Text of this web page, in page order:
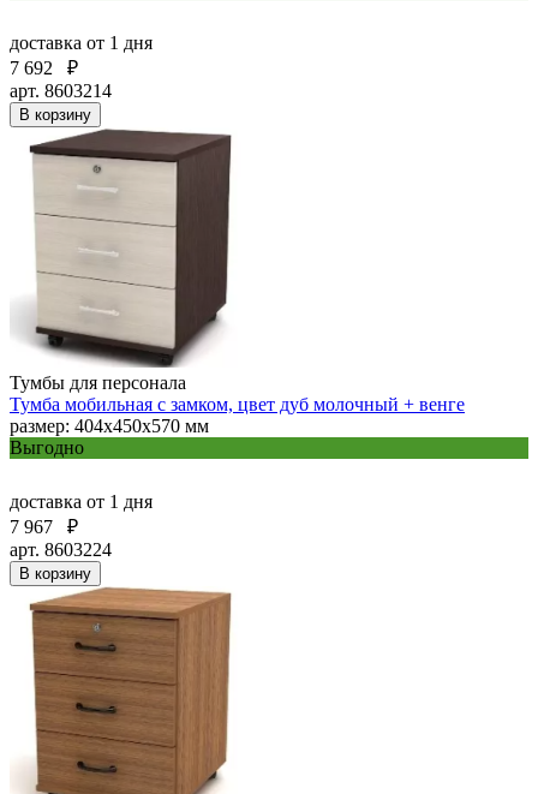
доставка от 1 дня
7 692
₽
арт. 8603214
В корзину
Тумбы для персонала
Тумба мобильная с замком, цвет дуб молочный + венге
размер: 404х450х570 мм
Выгодно
доставка от 1 дня
7 967
₽
арт. 8603224
В корзину